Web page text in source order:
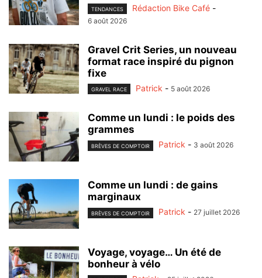
TENDANCES Rédaction Bike Café -
6 août 2026
Gravel Crit Series, un nouveau
format race inspiré du pignon
fixe
GRAVEL RACE Patrick - 5 août 2026
Comme un lundi : le poids des
grammes
BRÈVES DE COMPTOIR Patrick - 3 août 2026
Comme un lundi : de gains
marginaux
BRÈVES DE COMPTOIR Patrick - 27 juillet 2026
Voyage, voyage… Un été de
bonheur à vélo